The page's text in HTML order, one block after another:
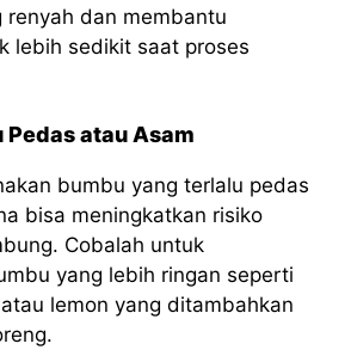
renyah dan membantu
lebih sedikit saat proses
Pedas atau Asam
bumbu yang terlalu pedas
bisa meningkatkan risiko
Cobalah untuk
yang lebih ringan seperti
lemon yang ditambahkan